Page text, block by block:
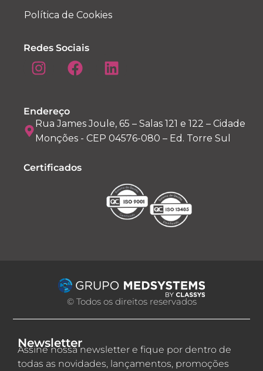
Política de Cookies
Redes Sociais
Endereço
Rua James Joule, 65 – Salas 121 e 122 – Cidade
Monções - CEP 04576-080 – Ed. Torre Sul
Certificados
© Todos os direitos reservados
Newsletter
Assine nossa newsletter e fique por dentro de
todas as novidades, lançamentos, promoções